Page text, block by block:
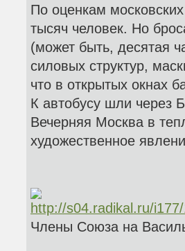
По оценкам
тысяч человек. Но
(может быть, десятая
силовых структур,
что в открытых окнах
К автобусу шли через
Вечерняя Москва в
художественное
Члены Союза на